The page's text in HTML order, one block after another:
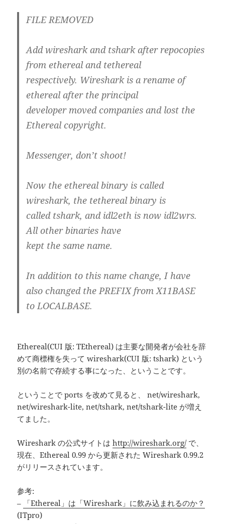
FILE REMOVED
Add wireshark and tshark after repocopies
from ethereal and tethereal
respectively. Wireshark is a rename of
ethereal after the principal
developer moved companies and lost the
Ethereal copyright.
Messenger, don’t shoot!
Now the ethereal binary is called
wireshark, the tethereal binary is
called tshark, and idl2eth is now idl2wrs.
All other binaries have
kept the same name.
In addition to this name change, I have
also changed the PREFIX from X11BASE
to LOCALBASE.
Ethereal(CUI 版: TEthereal) は主要な開発者が会社を辞
めて商標権を失って wireshark(CUI 版: tshark) という
別の名前で存続する事になった、ということです。
ということで ports を改めて見ると、 net/wireshark,
net/wireshark-lite, net/tshark, net/tshark-lite が増え
てました。
Wireshark の公式サイトはhttp://wireshark.org/で、
現在、Ethereal 0.99 から更新された Wireshark 0.99.2
がリリースされています。
参考:
–
「Ethereal」は「Wireshark」に飲み込まれるのか？
(ITpro)